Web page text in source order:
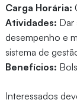
Carga Horária:
Atividades: Dar
desempenho e
sistema de
Benefícios:
Interessados